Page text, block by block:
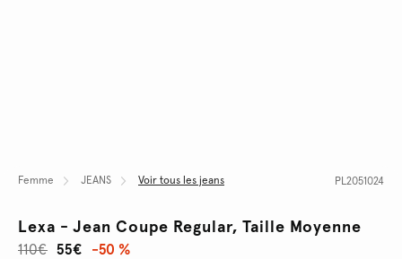
Femme JEANS Voir tous les jeans PL2051024
Lexa - Jean Coupe Regular, Taille Moyenne
55€
110€ -50 %